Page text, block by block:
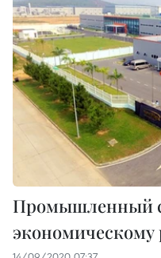
Промышленный
экономическому